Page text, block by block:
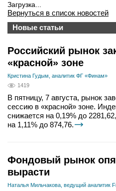
Загрузка...
Вернуться в список новостей
Новые статьи
Российский рынок
«красной» зоне
Кристина Гудым, аналитик ФГ «Финам»
1419
В пятницу, 7 августа, рынок
сессию в «красной» зоне.
снижается на 0,19% до
на 1,11% до 874,76.
Фондовый рынок
вырасти
Наталья Мильчакова, ведущий аналитик